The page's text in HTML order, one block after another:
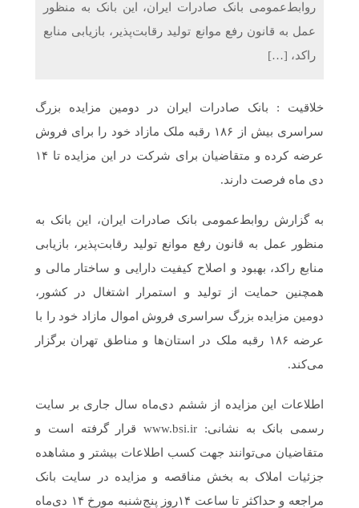
روابط‌عمومی بانک صادرات ایران، این بانک به منظور
عمل به قانون رفع موانع تولید رقابت‌پذیر، بازیابی منابع
راکد، […]
خلاقیت : ​بانک صادرات ایران در دومین مزایده بزرگ
سراسری بیش از ۱۸۶ رقبه ملک مازاد خود را برای فروش
عرضه کرده و متقاضیان برای شرکت در این مزایده تا ۱۴
دی ماه فرصت دارند.
به گزارش روابط‌عمومی بانک صادرات ایران، این بانک به
منظور عمل به قانون رفع موانع تولید رقابت‌پذیر، بازیابی
منابع راکد، بهبود و اصلاح کیفیت دارایی و ساختار مالی و
همچنین حمایت از تولید و استمرار اشتغال در کشور،
دومین مزایده بزرگ سراسری فروش اموال مازاد خود را با
عرضه ۱۸۶ رقبه ملک در استان‌ها و مناطق تهران برگزار
می‌کند.
اطلاعات این مزایده از ششم دی‌ماه سال جاری بر سایت
رسمی بانک به نشانی: www.bsi.ir قرار گرفته است و
متقاضیان می‌توانند جهت کسب اطلاعات بیشتر و مشاهده
جزئیات املاک به بخش مناقصه و مزایده در سایت بانک
مراجعه و حداکثر تا ساعت ۱۴روز پنج‌شنبه مورخ ۱۴ دی‌ماه